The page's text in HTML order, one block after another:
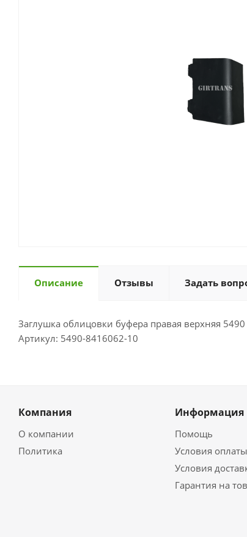
Описание Отзывы Задать
Заглушка облицовки буфера правая верхняя 5490
Артикул: 5490-8416062-10
Компания
О компании
Политика
Информация
Помощь
Условия оплаты
Условия
Гарантия на